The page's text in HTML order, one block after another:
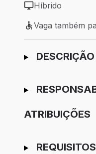
Modelo de
Híbrido
Vaga também para
Vaga também
Ir para candidatura
ATRIBUIÇÕES